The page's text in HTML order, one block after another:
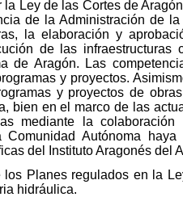
Ley de las Cortes de
de la Administración de
la elaboración y
de las infraestructuras
de Aragón. Las
y proyectos.
y proyectos de
bien en el marco de las
mediante la
Comunidad Autónoma
del Instituto Aragonés del
los Planes regulados en la
hidráulica.